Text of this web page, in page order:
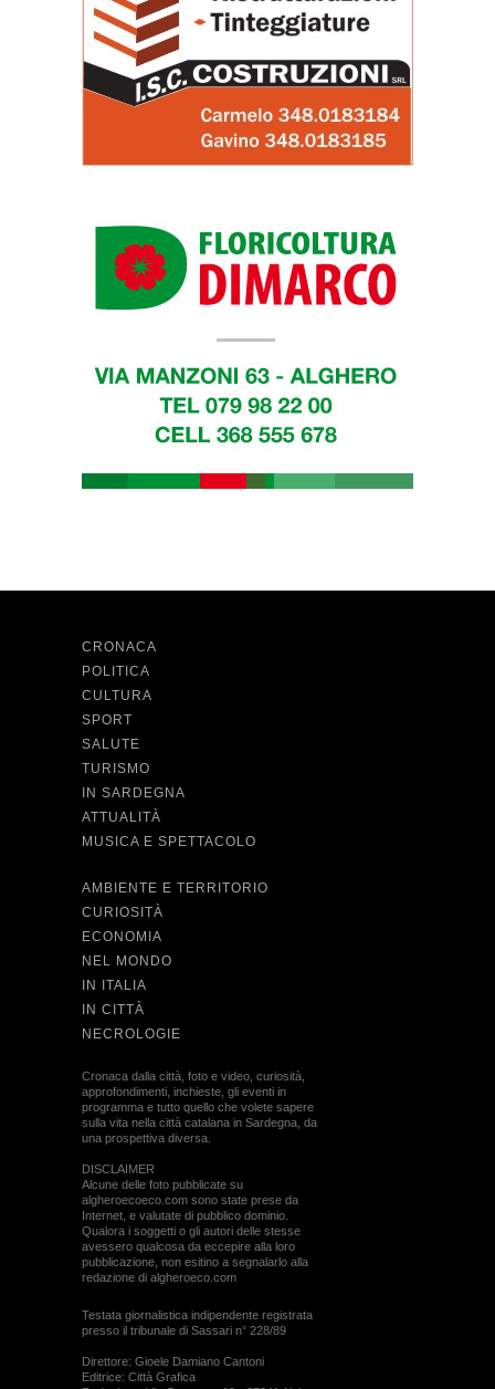
CRONACA
POLITICA
CULTURA
SPORT
SALUTE
TURISMO
IN SARDEGNA
ATTUALITÀ
MUSICA E SPETTACOLO
AMBIENTE E TERRITORIO
CURIOSITÀ
ECONOMIA
NEL MONDO
IN ITALIA
IN CITTÀ
NECROLOGIE
Cronaca dalla città, foto e video, curiosità,
approfondimenti, inchieste, gli eventi in
programma e tutto quello che volete sapere
sulla vita nella città catalana in Sardegna, da
una prospettiva diversa.
DISCLAIMER
Alcune delle foto pubblicate su
algheroecoeco.com sono state prese da
Internet, e valutate di pubblico dominio.
Qualora i soggetti o gli autori delle stesse
avessero qualcosa da eccepire alla loro
pubblicazione, non esitino a segnalarlo alla
redazione di algheroeco.com
Testata giornalistica indipendente registrata
presso il tribunale di Sassari n° 228/89
Direttore: Gioele Damiano Cantoni
Editrice: Città Grafica